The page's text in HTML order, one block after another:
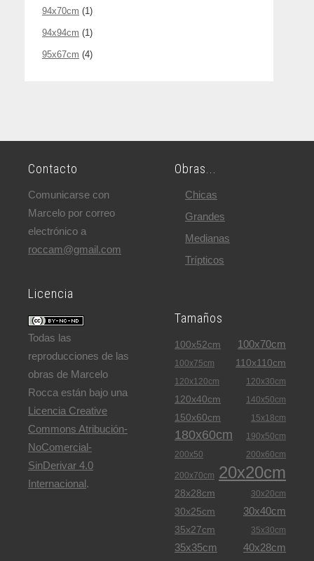
94x70cm (1)
94x94cm (1)
95x67cm (4)
Contacto
Comunicarse con
Marcelo por correo
electrónico a
roccam@gmail.com
Licencia
Todas las
reproducciones de las
obras de Marcelo
Rocca están bajo una
Licencia Creative
Commons Atribución-
NoComercial-
SinDerivar 4.0
Internacional.
Obras...
Chicas
Grandes
Medianas
Trípticos
Tamaños
100x52cm 100x70cm
100x75cm 110x110cm
120x120cm 120x30cm
120x40cm 140x50cm
150x60cm 15x18cm
180x60cm
190x50cm
200x50
200x60cm
200x70cm 20x20cm
28x28cm 30x20cm
30x25cm 30x40cm
35x27cm 35x30cm
35x35cm
40x28cm